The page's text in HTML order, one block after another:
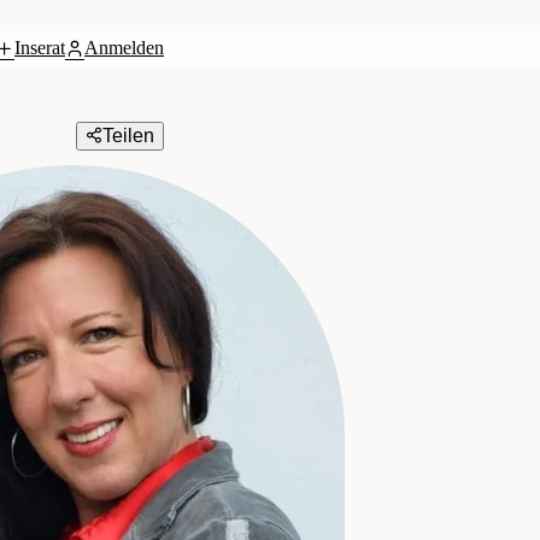
Inserat
Anmelden
Teilen
Immobilienmakler GmbH